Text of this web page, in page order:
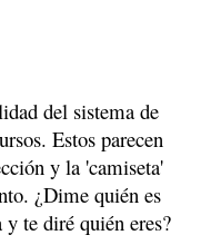
del sistema de
Estos parecen
y la 'camiseta'
¿Dime quién es
te diré quién eres?